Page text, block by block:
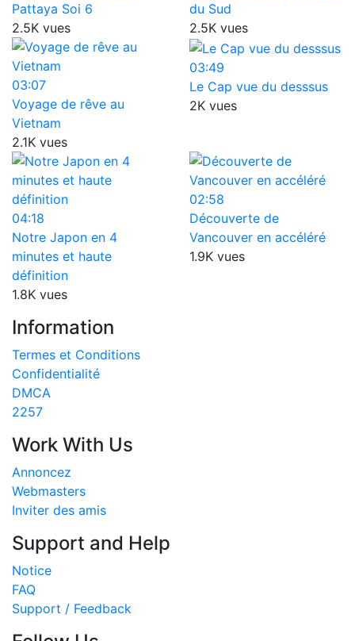
Pattaya Soi 6
2.5K vues
du Sud
2.5K vues
03:07
Voyage de rêve au
Vietnam
2.1K vues
03:49
Le Cap vue du desssus
2K vues
04:18
Notre Japon en 4
minutes et haute
définition
1.8K vues
02:58
Découverte de
Vancouver en accéléré
1.9K vues
Information
Termes et Conditions
Confidentialité
DMCA
2257
Work With Us
Annoncez
Webmasters
Inviter des amis
Support and Help
Notice
FAQ
Support / Feedback